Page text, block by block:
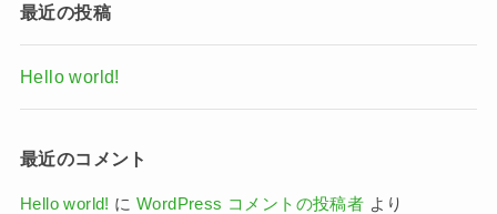
最近の投稿
Hello world!
最近のコメント
Hello world! に WordPress コメントの投稿者 より